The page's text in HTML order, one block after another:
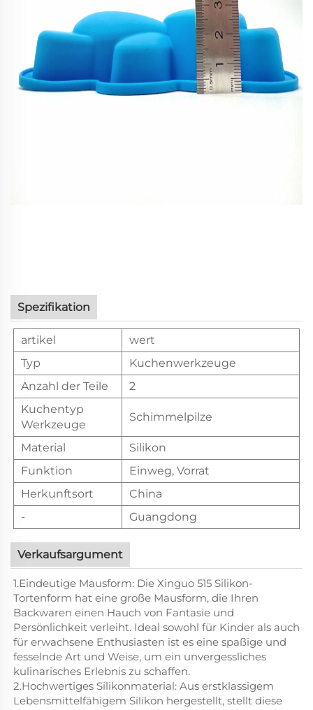
Spezifikation
artikel
wert
Typ
Kuchenwerkzeuge
Anzahl der Teile
2
Kuchentyp
Werkzeuge
Schimmelpilze
Material
Silikon
Funktion
Einweg, Vorrat
Herkunftsort
China
-
Guangdong
Verkaufsargument
1.Eindeutige Mausform: Die Xinguo 515 Silikon-
Tortenform hat eine große Mausform, die Ihren
Backwaren einen Hauch von Fantasie und
Persönlichkeit verleiht. Ideal sowohl für Kinder als auch
für erwachsene Enthusiasten ist es eine spaßige und
fesselnde Art und Weise, um ein unvergessliches
kulinarisches Erlebnis zu schaffen.
2.Hochwertiges Silikonmaterial: Aus erstklassigem
Lebensmittelfähigem Silikon hergestellt, stellt diese